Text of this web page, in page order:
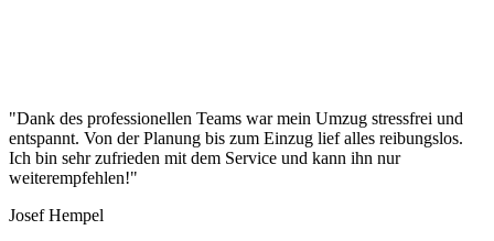
"Dank des professionellen Teams war mein Umzug stressfrei und
entspannt. Von der Planung bis zum Einzug lief alles reibungslos.
Ich bin sehr zufrieden mit dem Service und kann ihn nur
weiterempfehlen!"
Josef Hempel